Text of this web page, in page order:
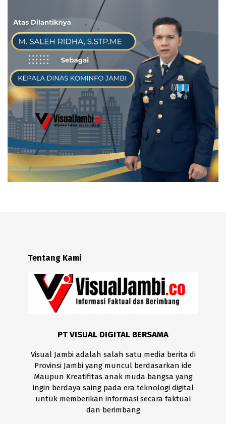
Tentang Kami
PT VISUAL DIGITAL BERSAMA
Visual Jambi adalah salah satu media berita di
Provinsi Jambi yang muncul berdasarkan ide
Maupun Kreatifitas anak muda bangsa yang
ingin berdaya saing pada era teknologi digital
untuk memberikan informasi secara faktual
dan berimbang